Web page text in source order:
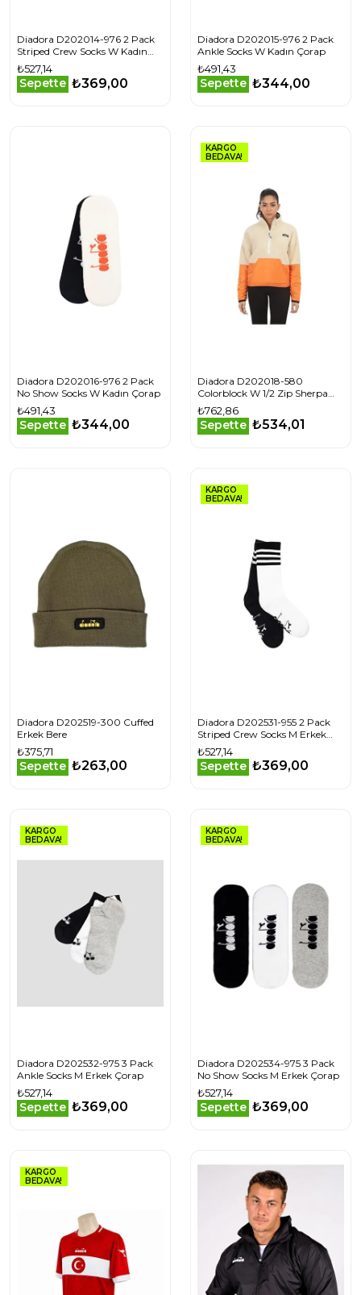
Diadora D202014-976 2 Pack
Striped Crew Socks W Kadın
Çorap
₺527,14
Sepette ₺369,00
Diadora D202015-976 2 Pack
Ankle Socks W Kadın Çorap
₺491,43
Sepette ₺344,00
Diadora D202016-976 2 Pack
No Show Socks W Kadın Çorap
₺491,43
Sepette ₺344,00
KARGO
BEDAVA!
Diadora D202018-580
Colorblock W 1/2 Zip Sherpa
Kadın Sweatshirt
₺762,86
Sepette ₺534,01
Diadora D202519-300 Cuffed
Erkek Bere
₺375,71
Sepette ₺263,00
KARGO
BEDAVA!
Diadora D202531-955 2 Pack
Striped Crew Socks M Erkek
Çorap
₺527,14
Sepette ₺369,00
KARGO
BEDAVA!
Diadora D202532-975 3 Pack
Ankle Socks M Erkek Çorap
₺527,14
Sepette ₺369,00
KARGO
BEDAVA!
Diadora D202534-975 3 Pack
No Show Socks M Erkek Çorap
₺527,14
Sepette ₺369,00
KARGO
BEDAVA!